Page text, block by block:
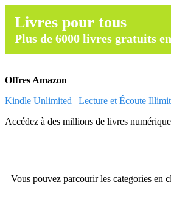
Livres pour tous
Plus de 6000 livres gratuits
Offres Amazon
Kindle Unlimited | Lecture et Écoute
Accédez à des millions de livres
Vous pouvez parcourir les categories en